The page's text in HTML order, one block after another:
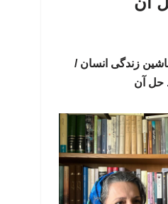
زندگی انسان /
حل آن